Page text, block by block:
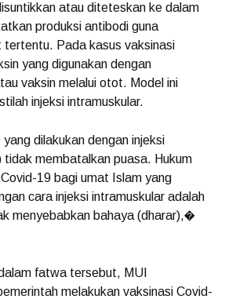
atau diteteskan ke dalam
produksi antibodi guna
tertentu. Pada kasus vaksinasi
yang digunakan dengan
vaksin melalui otot. Model ini
injeksi intramuskular.
dilakukan dengan injeksi
tidak membatalkan puasa. Hukum
19 bagi umat Islam yang
cara injeksi intramuskular adalah
menyebabkan bahaya (dharar),�
fatwa tersebut, MUI
melakukan vaksinasi Covid-